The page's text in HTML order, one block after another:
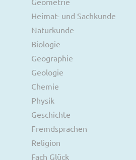
Heimat- und Sachkunde
Naturkunde
Biologie
Geographie
Geologie
Chemie
Physik
Geschichte
Fremdsprachen
Religion
Fach Glück